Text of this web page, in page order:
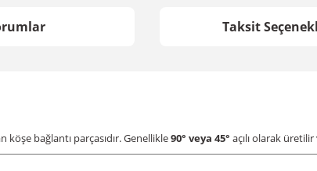
Taksit
köşe bağlantı parçasıdır. Genellikle90° veya 45° açılı olarak